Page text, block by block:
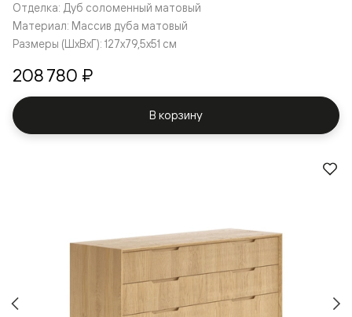
Отделка: Дуб соломенный матовый
Материал: Массив дуба матовый
Размеры (ШxВxГ): 127x79,5x51 см
208 780 ₽
В корзину